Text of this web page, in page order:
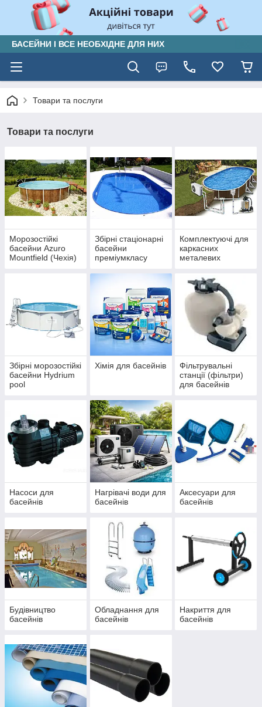
БАСЕЙНИ І ВСЕ НЕОБХІДНЕ ДЛЯ НИХ
Товари та послуги
Товари та послуги
Морозостійкі
басейни Azuro
Mountfield (Чехія)
Збірні стаціонарні
басейни
преміумкласу
(ЧЕХІЯ)
Комплектуючі для
каркасних
металевих
Збірні морозостійкі
басейни Hydrium
pool
Хімія для басейнів
Фільтрувальні
станції (фільтри)
для басейнів
Насоси для
басейнів
Нагрівачі води для
басейнів
Аксесуари для
басейнів
Будівництво
басейнів
Обладнання для
басейнів
Накриття для
басейнів